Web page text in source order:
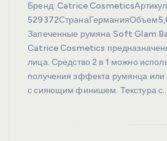
Бренд: Catrice
Запеченные румяна Soft Glam
Catrice Cosmetics
лица. Средство 2 в 1 можно
получения эффекта румянца или
с сияющим финишем. Текстура с…